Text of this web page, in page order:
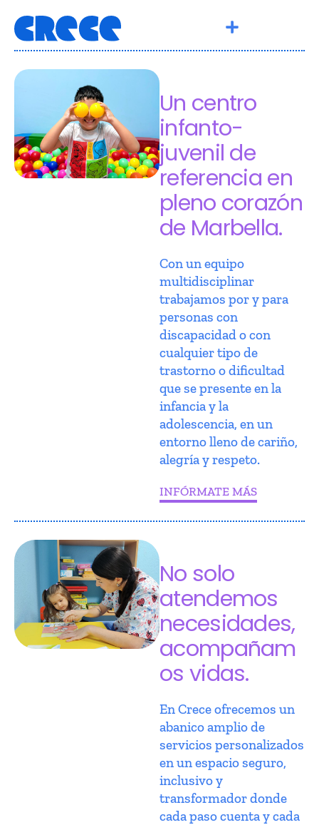
Un centro
infanto-
juvenil de
referencia en
pleno corazón
de Marbella.
Con un equipo
multidisciplinar
trabajamos por y para
personas con
discapacidad o con
cualquier tipo de
trastorno o dificultad
que se presente en la
infancia y la
adolescencia, en un
entorno lleno de cariño,
alegría y respeto.
INFÓRMATE MÁS
No solo
atendemos
necesidades,
acompañam
os vidas.
En Crece ofrecemos un
abanico amplio de
servicios personalizados
en un espacio seguro,
inclusivo y
transformador donde
cada paso cuenta y cada